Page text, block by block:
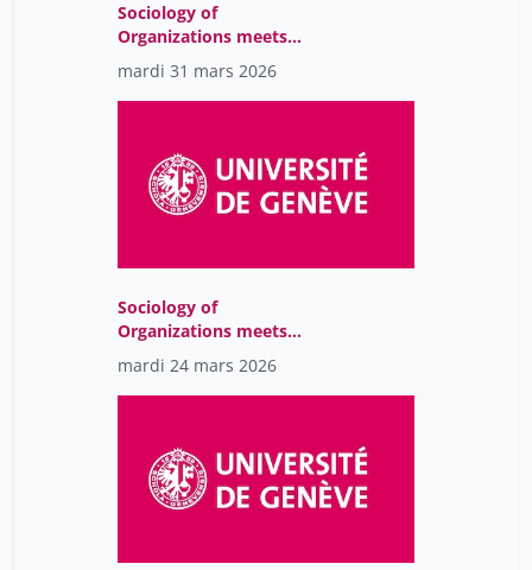
Sociology of
Organizations meets
Sustainability Issues
mardi 31 mars 2026
Sociology of
Organizations meets
Sustainability Issues
mardi 24 mars 2026